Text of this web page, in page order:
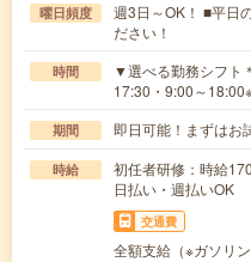
曜日頻度
週3日～OK！ ■平日
ださい！
時間
▼選べる勤務シフト
17:30・9:00～
期間 即日可能！まずはお
時給
初任者研修：時給
日払い・週払いOK
交通費
全額支給（※ガソリ